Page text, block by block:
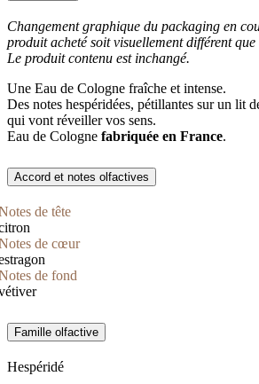
Changement graphique du packaging en
produit acheté soit visuellement différent
Le produit contenu est inchangé.
Une Eau de Cologne fraîche et intense.
Des notes hespéridées, pétillantes sur un lit
qui vont réveiller vos sens.
Eau de Cologne fabriquée en France.
Accord et notes olfactives
de tête
de cœur
de fond
Famille olfactive
Hespéridé